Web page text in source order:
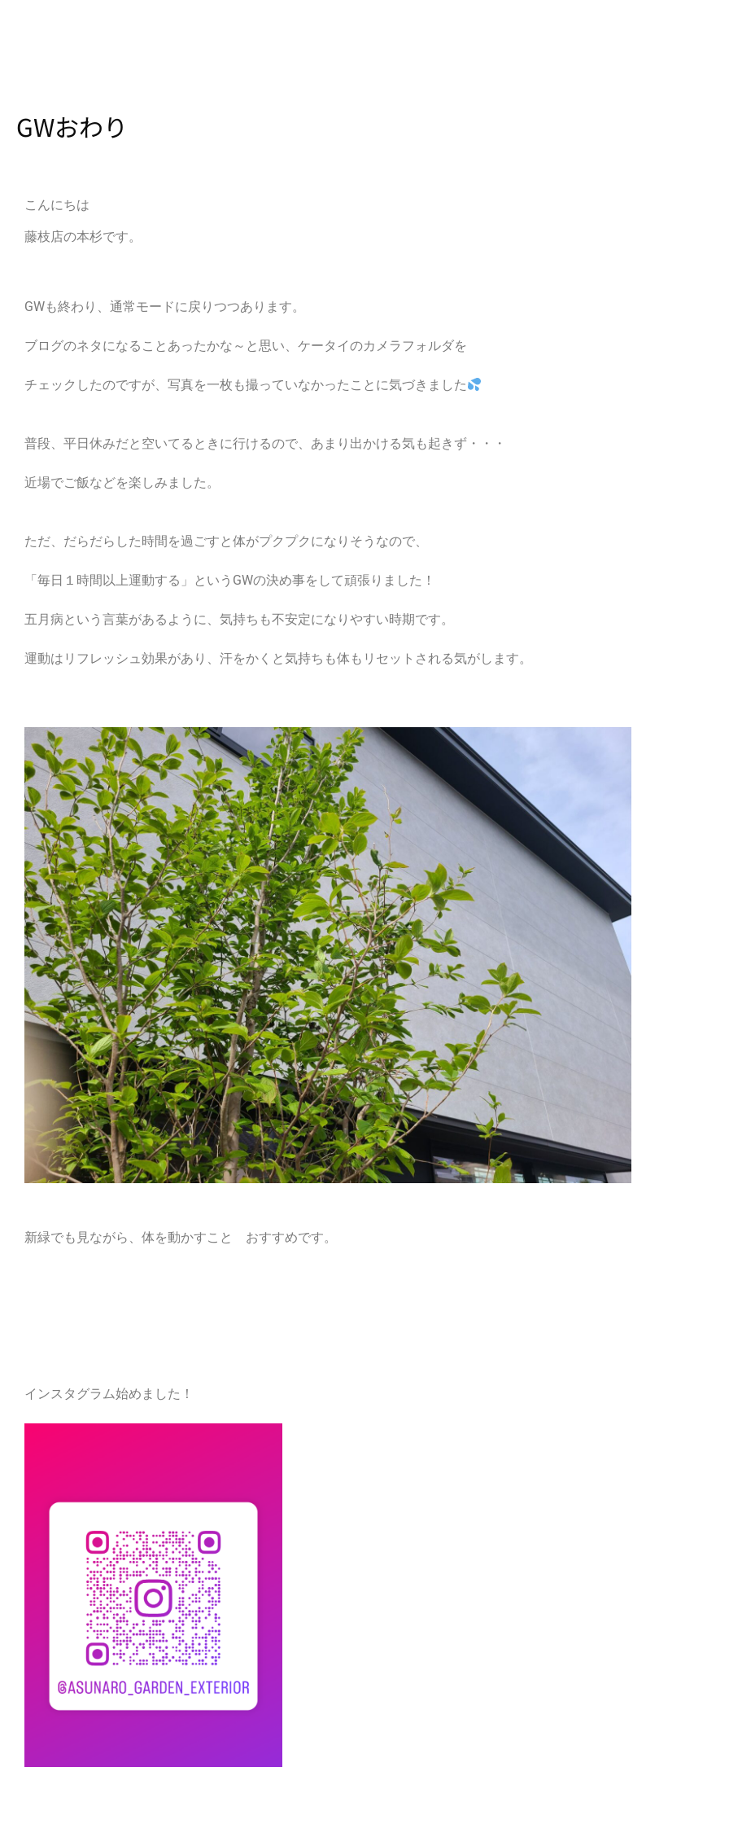
GWおわり
こんにちは
藤枝店の本杉です。
GWも終わり、通常モードに戻りつつあります。
ブログのネタになることあったかな～と思い、ケータイのカメラフォルダを
チェックしたのですが、写真を一枚も撮っていなかったことに気づきました
普段、平日休みだと空いてるときに行けるので、あまり出かける気も起きず・・・
近場でご飯などを楽しみました。
ただ、だらだらした時間を過ごすと体がプクプクになりそうなので、
「毎日１時間以上運動する」というGWの決め事をして頑張りました！
五月病という言葉があるように、気持ちも不安定になりやすい時期です。
運動はリフレッシュ効果があり、汗をかくと気持ちも体もリセットされる気がします。
新緑でも見ながら、体を動かすこと おすすめです。
インスタグラム始めました！